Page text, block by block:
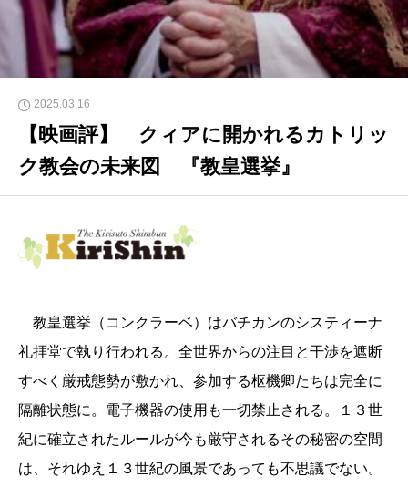
2025.03.16
【映画評】 クィアに開かれるカトリッ
ク教会の未来図 『教皇選挙』
教皇選挙（コンクラーベ）はバチカンのシスティーナ
礼拝堂で執り行われる。全世界からの注目と干渉を遮断
すべく厳戒態勢が敷かれ、参加する枢機卿たちは完全に
隔離状態に。電子機器の使用も一切禁止される。１３世
紀に確立されたルールが今も厳守されるその秘密の空間
は、それゆえ１３世紀の風景であっても不思議でない。